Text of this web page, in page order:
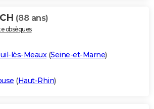
(88 ans)
obsèques
lès-Meaux(Seine-et-Marne)
(Haut-Rhin)